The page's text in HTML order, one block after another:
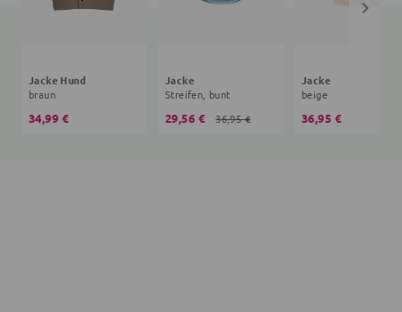
Jacke Hund
braun
34,99 €
Jacke
Streifen, bunt
29,56 € 36,95 €
Jacke
beige
36,95 €